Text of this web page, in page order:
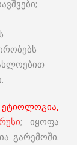
; იყოფა
გარემოში.